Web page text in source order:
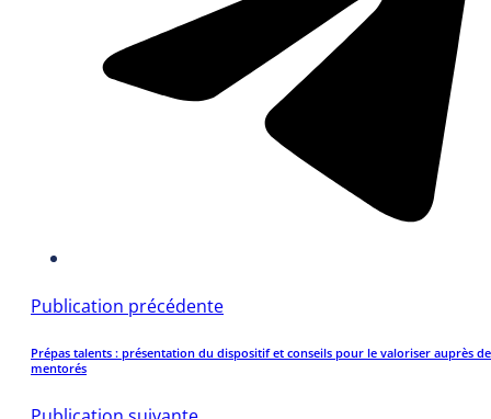
Publication précédente
Prépas talents : présentation du dispositif et conseils pour le valoriser auprès
mentorés